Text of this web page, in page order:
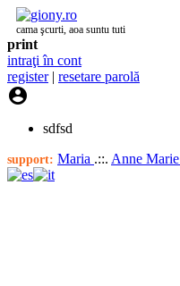
cama şcurti, aoa suntu tuti
print
intraţi în cont
register| resetare parolă

sdfsd
support: Maria .::. Anne Marie